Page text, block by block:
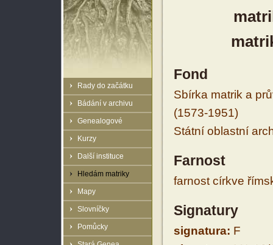
Rady do začátku
Bádání v archivu
Genealogové
Kurzy
Další instituce
Hledám matriky
Mapy
Slovníčky
Pomůcky
Fond
Sbírka matrik a
(1573-1951)
Státní oblastní
Farnost
farnost církve
Signatury
signatura: F